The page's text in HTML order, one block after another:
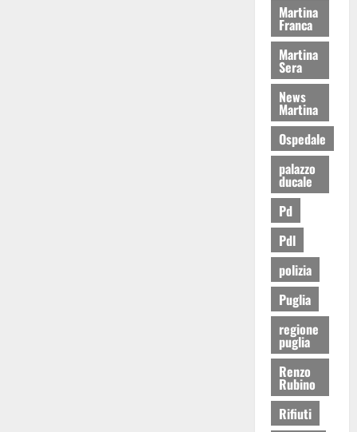
Martina
Franca
Martina
Sera
News
Martina
Ospedale
palazzo
ducale
Pd
Pdl
polizia
Puglia
regione
puglia
Renzo
Rubino
Rifiuti